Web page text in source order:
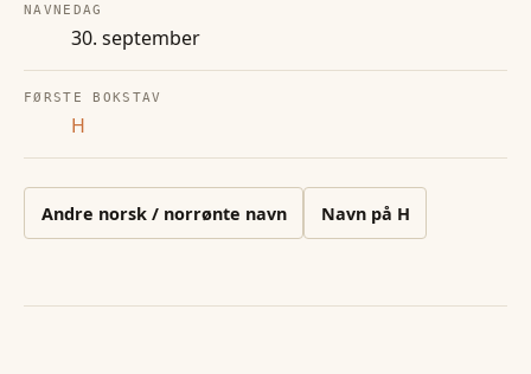
NAVNEDAG
30. september
FØRSTE BOKSTAV
H
Andre norsk / norrønte navn Navn på H